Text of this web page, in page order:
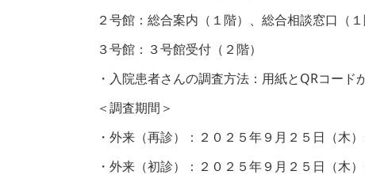
２号館：総合案内（１階）、総合相談窓口（１
３号館：３号館受付（２階）
・入院患者さんの調査方法：用紙とQRコード
＜調査期間＞
・外来（再診）：２０２５年９月２５日（木
・外来（初診）：２０２５年９月２５日（木